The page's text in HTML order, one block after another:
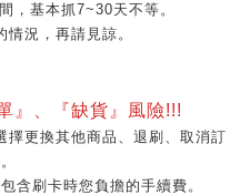
，基本抓7~30天不等。
情況，再請見諒。
』、『缺貨』風險!!!
擇更換其他商品、退刷、取消訂
含刷卡時您負擔的手續費。